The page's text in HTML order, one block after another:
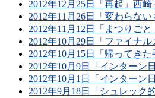
2012年12月25日「再起」西崎
2012年11月26日「変わらな
2012年11月12日「まつりご
2012年10月29日「ファイナ
2012年10月15日「帰ってき
2012年10月9日「インターン
2012年10月1日「インターン
2012年9月18日「シュレック